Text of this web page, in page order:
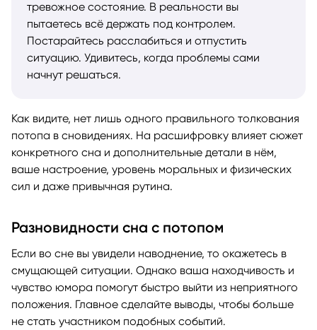
тревожное состояние. В реальности вы
пытаетесь всё держать под контролем.
Постарайтесь расслабиться и отпустить
ситуацию. Удивитесь, когда проблемы сами
начнут решаться.
Как видите, нет лишь одного правильного толкования
потопа в сновидениях. На расшифровку влияет сюжет
конкретного сна и дополнительные детали в нём,
ваше настроение, уровень моральных и физических
сил и даже привычная рутина.
Разновидности сна с потопом
Если во сне вы увидели наводнение, то окажетесь в
смущающей ситуации. Однако ваша находчивость и
чувство юмора помогут быстро выйти из неприятного
положения. Главное сделайте выводы, чтобы больше
не стать участником подобных событий.